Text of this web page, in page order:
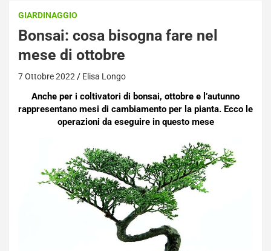
GIARDINAGGIO
Bonsai: cosa bisogna fare nel
mese di ottobre
7 Ottobre 2022 Elisa Longo
Anche per i coltivatori di bonsai, ottobre e l’autunno
rappresentano mesi di cambiamento per la pianta. Ecco le
operazioni da eseguire in questo mese